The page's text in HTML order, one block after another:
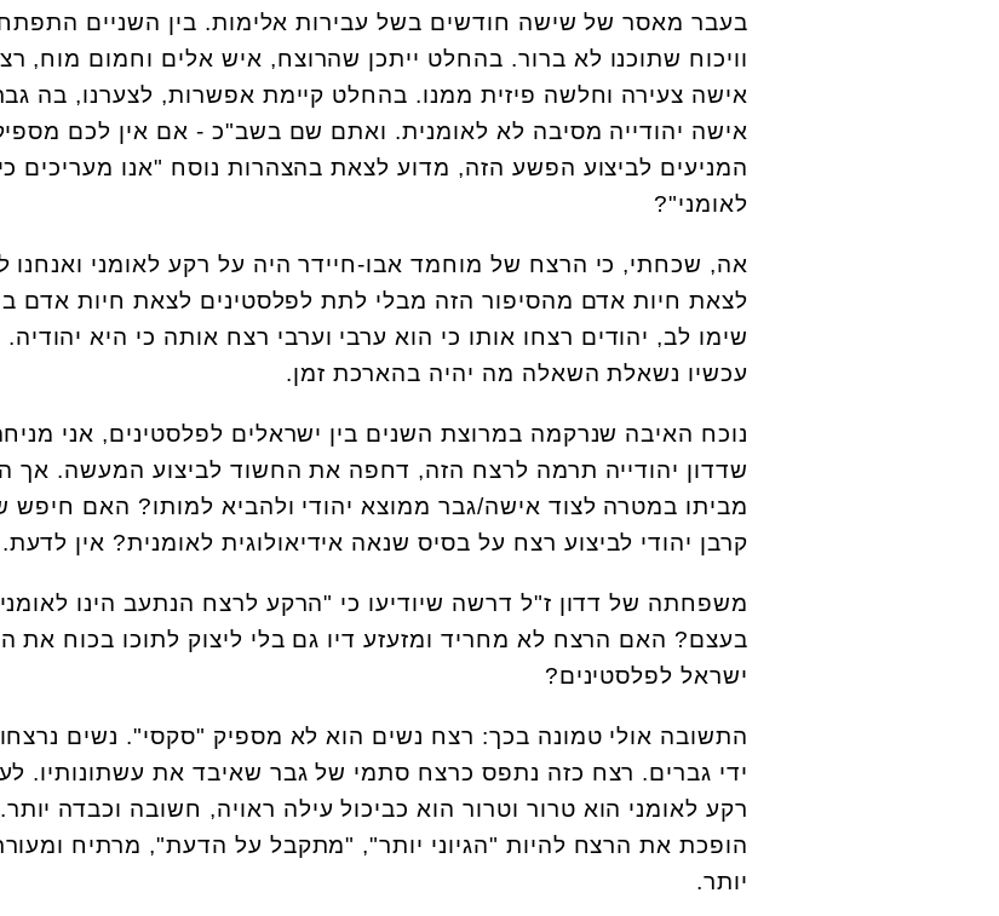
בעבר מאסר של שישה חודשים בשל עבירות אלימות. בין השניים
וויכוח שתוכנו לא ברור. בהחלט ייתכן שהרוצח, איש אלים וחמום מוח,
אישה צעירה וחלשה פיזית ממנו. בהחלט קיימת אפשרות, לצערנו, בה
אישה יהודייה מסיבה לא לאומנית. ואתם שם בשב"כ - אם אין לכם
המניעים לביצוע הפשע הזה, מדוע לצאת בהצהרות נוסח "אנו מעריכים
לאומני"?
אה, שכחתי, כי הרצח של מוחמד אבו-חיידר היה על רקע לאומני ואנחנו
לצאת חיות אדם מהסיפור הזה מבלי לתת לפלסטינים לצאת חיות אדם
שימו לב, יהודים רצחו אותו כי הוא ערבי וערבי רצח אותה כי היא יהודיה.
עכשיו נשאלת השאלה מה יהיה בהארכת זמן.
נוכח האיבה שנרקמה במרוצת השנים בין ישראלים לפלסטינים, אני
שדדון יהודייה תרמה לרצח הזה, דחפה את החשוד לביצוע המעשה. אך
מביתו במטרה לצוד אישה/גבר ממוצא יהודי ולהביא למותו? האם חיפש
קרבן יהודי לביצוע רצח על בסיס שנאה אידיאולוגית לאומנית? אין לדעת.
משפחתה של דדון ז"ל דרשה שיודיעו כי "הרקע לרצח הנתעב הינו
בעצם? האם הרצח לא מחריד ומזעזע דיו גם בלי ליצוק לתוכו בכוח את
ישראל לפלסטינים?
התשובה אולי טמונה בכך: רצח נשים הוא לא מספיק "סקסי". נשים
ידי גברים. רצח כזה נתפס כרצח סתמי של גבר שאיבד את עשתונותיו.
רקע לאומני הוא טרור וטרור הוא כביכול עילה ראויה, חשובה וכבדה
הופכת את הרצח להיות "הגיוני יותר", "מתקבל על הדעת", מרתיח
יותר.